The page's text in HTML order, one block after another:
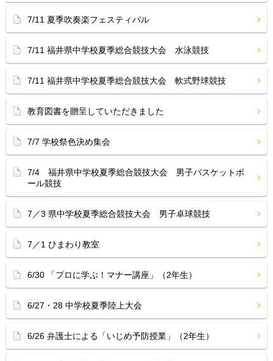
7/11 夏季吹奏楽フェスティバル
7/11 福井県中学校夏季総合競技大会 水泳競技
7/11 福井県中学校夏季総合競技大会 軟式野球競技
教育図書を贈呈していただきました
7/7 学校祭色決め集会
7/4 福井県中学校夏季総合競技大会 男子バスケットボ
ール競技
7／3 県中学校夏季総合競技大会 男子卓球競技
7／1 ひまわり教室
6/30 「プロに学ぶ！マナー講座」（2年生）
6/27・28 中学校夏季陸上大会
6/26 弁護士による「いじめ予防授業」（2年生）